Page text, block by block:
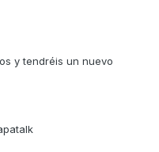
y tendréis un nuevo